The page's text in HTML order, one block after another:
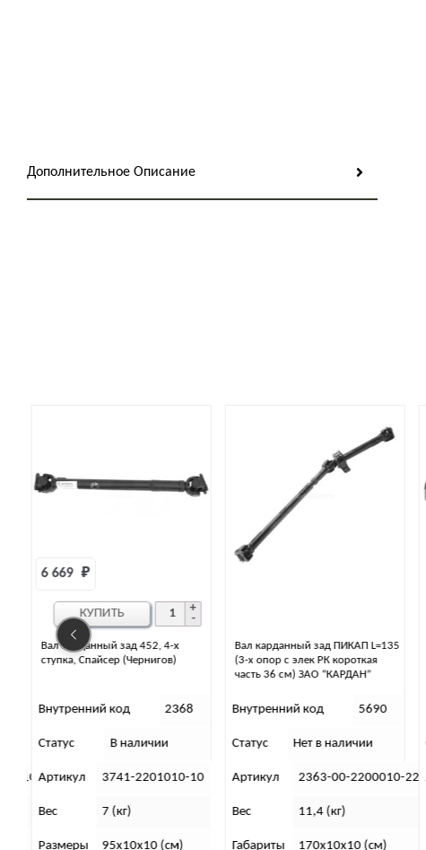
Дополнительное Описание
Вал карданный зад ПИКАП L=135
(3-х опор с элек РК короткая
Внутренний код 5690
Статус Нет в наличии
Артикул 2363-00-2200010-22
Вес 11,4 (кг)
Габариты 170х10х10 (см)
Вал карданный задний 452, 5-ст,
Тимкен/Гибрид (Евро-4) Кардан
Сызрань
Внутренний код 31466
Статус Нет в наличии
Артикул 2206-00-2201010-12
Вес 7 000 г.
Размеры 108х10х10